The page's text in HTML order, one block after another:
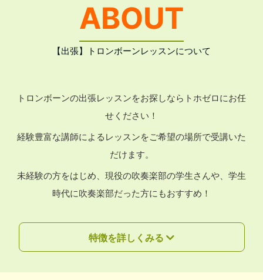
【出張】トロンボーンレッスンについて
ABOUT
トロンボーンの出張レッスンをお探しならトホゼロにお任
せください！
経験豊富な講師によるレッスンをご希望の場所で受講いた
だけます。
未経験の方をはじめ、現役の吹奏楽部の学生さんや、学生
時代に吹奏楽部だった方にもおすすめ！
特徴を詳しくみる